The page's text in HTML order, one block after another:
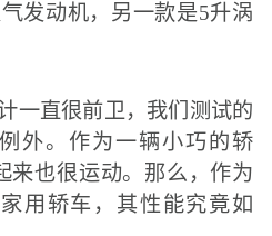
发动机，另一款是5升涡
一直很前卫，我们测试的
外。作为一辆小巧的轿
来也很运动。那么，作为
用轿车，其性能究竟如